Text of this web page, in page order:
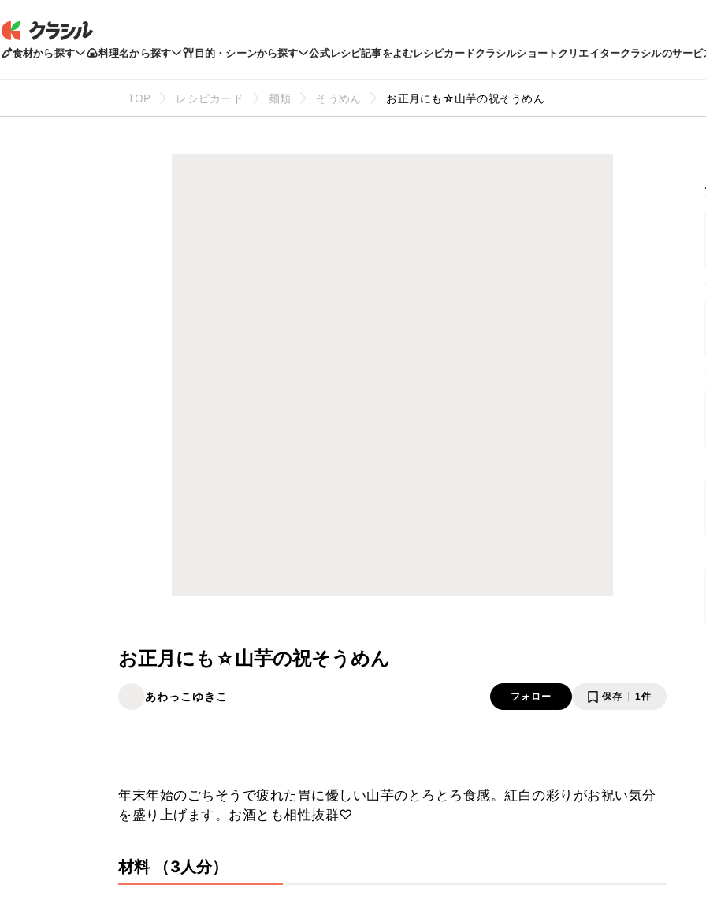
食材から探す 料理名から探す 目的・シーンから探す 公式レシピ記事をよむレシピカードクラシルショートクリエイタークラシルのサービ
TOP レシピカード 麺類 そうめん お正月にも☆山芋の祝そうめん
お正月にも☆山芋の祝そうめん
あわっこゆきこ フォロー 保存 1件
年末年始のごちそうで疲れた胃に優しい山芋のとろとろ食感。紅白の彩りがお祝い気分
を盛り上げます。お酒とも相性抜群♡
材料 （3人分）